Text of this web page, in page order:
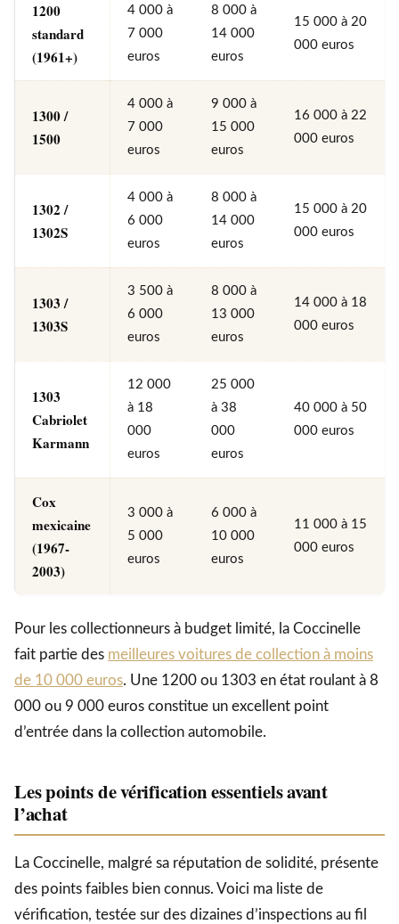
1200
standard
(1961+)
4 000 à
7 000
euros
8 000 à
14 000
euros
15 000 à 20
000 euros
1300 /
1500
4 000 à
7 000
euros
9 000 à
15 000
euros
16 000 à 22
000 euros
1302 /
1302S
4 000 à
6 000
euros
8 000 à
14 000
euros
15 000 à 20
000 euros
1303 /
1303S
3 500 à
6 000
euros
8 000 à
13 000
euros
14 000 à 18
000 euros
1303
Cabriolet
Karmann
12 000
à 18
000
euros
25 000
à 38
000
euros
40 000 à 50
000 euros
Cox
mexicaine
(1967-
2003)
3 000 à
5 000
euros
6 000 à
10 000
euros
11 000 à 15
000 euros
Pour les collectionneurs à budget limité, la Coccinelle
fait partie des meilleures voitures de collection à moins
de 10 000 euros. Une 1200 ou 1303 en état roulant à 8
000 ou 9 000 euros constitue un excellent point
d’entrée dans la collection automobile.
Les points de vérification essentiels avant
l’achat
La Coccinelle, malgré sa réputation de solidité, présente
des points faibles bien connus. Voici ma liste de
vérification, testée sur des dizaines d’inspections au fil